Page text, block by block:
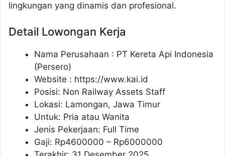
lingkungan yang dinamis dan profesional.
Detail Lowongan Kerja
Nama Perusahaan : PT Kereta Api Indonesia
(Persero)
Website : https://www.kai.id
Posisi: Non Railway Assets Staff
Lokasi: Lamongan, Jawa Timur
Untuk: Pria atau Wanita
Jenis Pekerjaan: Full Time
Gaji: Rp4600000 – Rp6000000